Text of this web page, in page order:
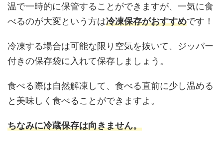
温で一時的に保管することができますが、一気に食
べるのが大変という方は冷凍保存がおすすめです！
冷凍する場合は可能な限り空気を抜いて、ジッパー
付きの保存袋に入れて保存しましょう。
食べる際は自然解凍して、食べる直前に少し温める
と美味しく食べることができますよ。
ちなみに冷蔵保存は向きません。